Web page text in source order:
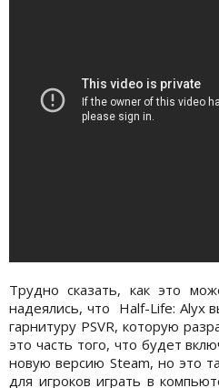
Трудно сказать, как это
надеялись, что Half-Life: Alyx
гарнитуру PSVR, которую
это часть того, что будет
новую версию Steam, но это
для игроков играть в